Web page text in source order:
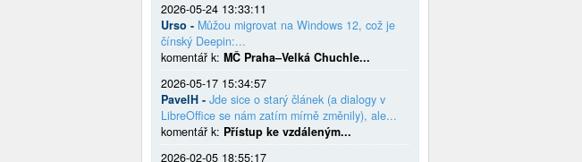
2026-05-24 13:33:11
Urso - Můžou migrovat na Windows 12, což je
čínský Deepin:...
komentář k: MČ Praha–Velká Chuchle...
2026-05-17 15:34:57
PavelH - Jde sice o starý článek (a dialogy v
LibreOffice se nám zatím mírně změnily), ale...
komentář k: Přístup ke vzdáleným...
2026-02-05 18:55:17